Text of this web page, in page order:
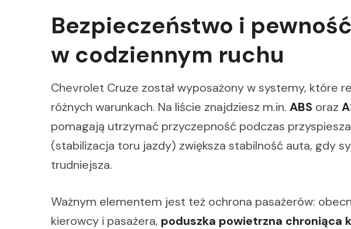
Bezpieczeństwo i
w codziennym ruchu
Chevrolet Cruze został wyposażony w systemy, które
różnych warunkach. Na liście znajdziesz m.in. ABS oraz
pomagają utrzymać przyczepność podczas
(stabilizacja toru jazdy) zwiększa stabilność auta, gdy
trudniejsza.
Ważnym elementem jest też ochrona pasażerów:
kierowcy i pasażera, poduszka powietrzna chroniąca